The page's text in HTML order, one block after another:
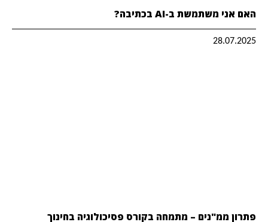
האם אני משתמשת ב-AI בכתיבה?
28.07.2025
פתרון ממ"נים – מתמחה בקורס פסיכולוגיה בחינוך